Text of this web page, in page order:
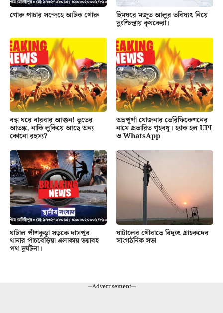
গোরু পাচার সন্দেহে আটক গোরু হিমঘরে মজুত আলুর ভবিষ্যৎ নিয়ে
দুঃশ্চিন্তায় কৃষকেরা।
বন্ধ ঘরে বারবার আগুন! ভূতের
আতঙ্ক, নাকি লুকিয়ে আছে অন্য
কোনো রহস্য?
অন্নপূর্ণা যোজনার ভেরিফিকেশনের
নামে প্রতারিত গৃহবধূ। হ্যাক হল UPI
ও WhatsApp
ঘাটাল পাঁশকুড়া সড়কে দাসপুর
থানার পাঁচবেড়িয়া এলাকায় ভয়াবহ
পথ দুর্ঘটনা।
ঘাটালের গৌরাতে বিদ্যুৎ গ্রাহকদের
সাংগঠনিক সভা
---Advertisement---